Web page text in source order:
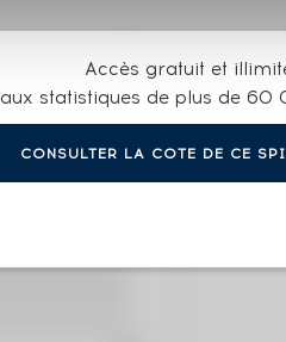
Accès gratuit et
aux statistiques de plus de 60
CONSULTER LA COTE DE CE